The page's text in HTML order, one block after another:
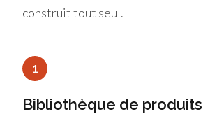
construit tout seul.
1
Bibliothèque de produits